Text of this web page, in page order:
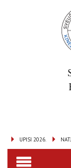
UPISI 2026.